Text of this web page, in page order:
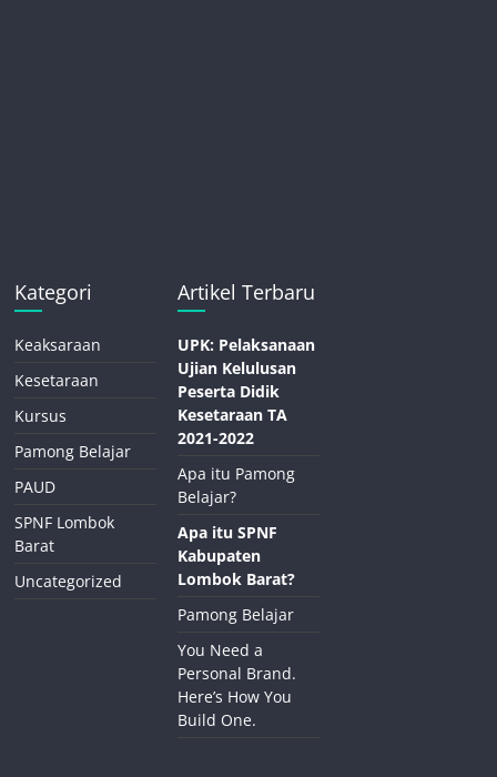
Kategori
Keaksaraan
Kesetaraan
Kursus
Pamong Belajar
PAUD
SPNF Lombok
Barat
Uncategorized
Artikel Terbaru
UPK: Pelaksanaan
Ujian Kelulusan
Peserta Didik
Kesetaraan TA
2021-2022
Apa itu Pamong
Belajar?
Apa itu SPNF
Kabupaten
Lombok Barat?
Pamong Belajar
You Need a
Personal Brand.
Here’s How You
Build One.